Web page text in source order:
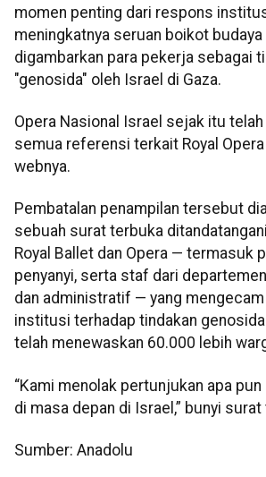
momen penting dari respons
meningkatnya seruan boikot budaya
digambarkan para pekerja sebagai
"genosida" oleh Israel di Gaza.
Opera Nasional Israel sejak itu
semua referensi terkait Royal
webnya.
Pembatalan penampilan tersebut
sebuah surat terbuka
Royal Ballet dan Opera — termasuk
penyanyi, serta staf dari
dan administratif — yang
institusi terhadap tindakan
telah menewaskan 60.000 lebih
“Kami menolak pertunjukan apa
di masa depan di Israel,” bunyi
Sumber: Anadolu